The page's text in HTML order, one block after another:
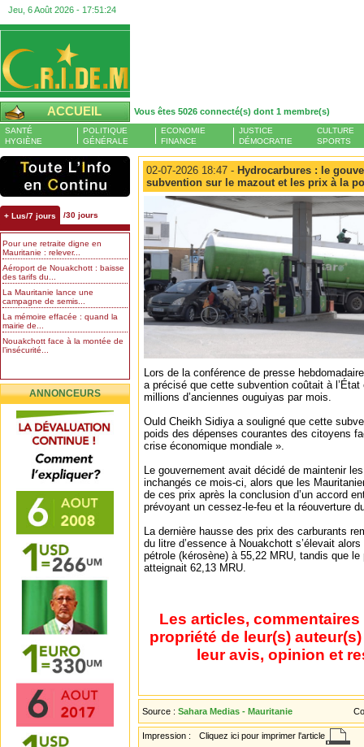
Jeu, 6 Août 2026 - 17:51:25
ACCUEIL Vous êtes 5026 connecté(s) dont 1 membre(s)
SANTÉ
HYGIÈNE
POLITIQUE
GÉNÉRALE
ECONOMIE
FINANCE
JUSTICE
DÉMOCRATIE
CULTURE
SPORTS
+ Lus/7 jours /30 jours
Pour une retraite digne en
Mauritanie : relever...
Aéroport de Nouakchott : baisse
des tarifs du...
La Mauritanie lance une
campagne de semis...
La mémoire effacée : quand la
mairie de...
Nouakchott face à la montée de
l’insécurité...
ANNONCEURS
02-07-2026 18:47 - Hydrocarbures : le
subvention sur le mazout et les prix à la
Lors de la conférence de presse
a précisé que cette subvention coûtait à
millions d’anciennes ouguiyas par mois.
Ould Cheikh Sidiya a souligné que cette
poids des dépenses courantes des citoyens
crise économique mondiale ».
Le gouvernement avait décidé de maintenir
inchangés ce mois-ci, alors que les
de ces prix après la conclusion d’un accord
prévoyant un cessez-le-feu et la réouverture
La dernière hausse des prix des carburants
du litre d’essence à Nouakchott s’élevait
pétrole (kérosène) à 55,22 MRU, tandis que
atteignait 62,13 MRU.
Les articles,
propriété de leur(s)
leur avis, opinion et
Source : Sahara Medias - Mauritanie
Impression : Cliquez ici pour imprimer l'article